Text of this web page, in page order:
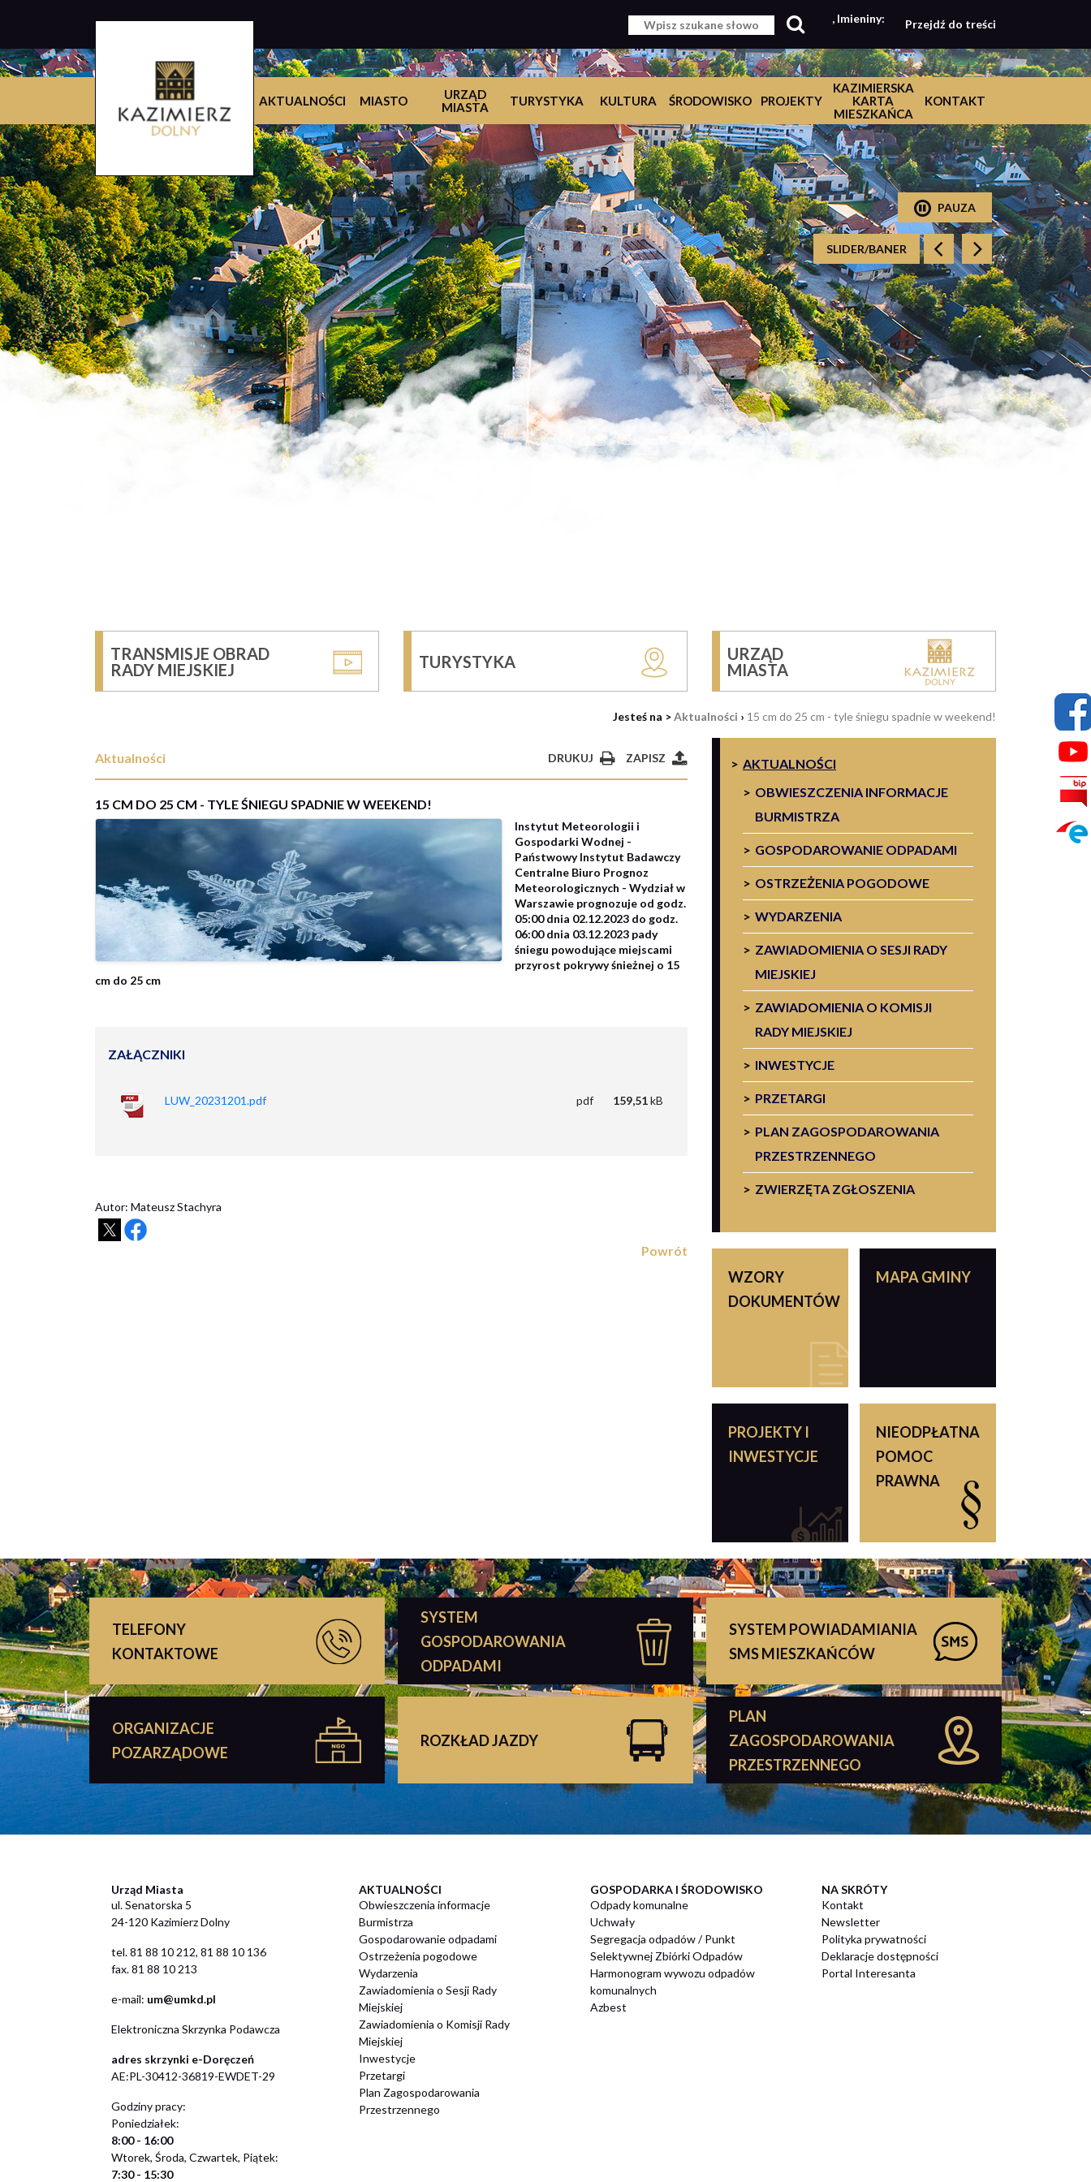
, Imieniny: Przejdź do treści
AKTUALNOŚCI MIASTO
URZĄD
MIASTA
TURYSTYKA KULTURA ŚRODOWISKO PROJEKTY
KAZIMIERSKA
KARTA
MIESZKAŃCA
KONTAKT
PAUZA
SLIDER/BANER
TRANSMISJE OBRAD
RADY MIEJSKIEJ
TURYSTYKA
URZĄD
MIASTA
Jesteś na >Aktualności › 15 cm do 25 cm - tyle śniegu spadnie w weekend!
Aktualności DRUKUJ ZAPISZ
15 CM DO 25 CM - TYLE ŚNIEGU SPADNIE W WEEKEND!
grudnia
Instytut Meteorologii i
Gospodarki Wodnej -
Państwowy Instytut Badawczy
Centralne Biuro Prognoz
Meteorologicznych - Wydział w
Warszawie prognozuje od godz.
05:00 dnia 02.12.2023 do godz.
06:00 dnia 03.12.2023 pady
śniegu powodujące miejscami
przyrost pokrywy śnieżnej o 15
cm do 25 cm
ZAŁĄCZNIKI
LUW_20231201.pdf pdf 159,51kB
Autor: Mateusz Stachyra
Powrót
AKTUALNOŚCI
OBWIESZCZENIA INFORMACJE
BURMISTRZA
GOSPODAROWANIE ODPADAMI
OSTRZEŻENIA POGODOWE
WYDARZENIA
ZAWIADOMIENIA O SESJI RADY
MIEJSKIEJ
ZAWIADOMIENIA O KOMISJI
RADY MIEJSKIEJ
INWESTYCJE
PRZETARGI
PLAN ZAGOSPODAROWANIA
PRZESTRZENNEGO
ZWIERZĘTA ZGŁOSZENIA
WZORY
DOKUMENTÓW
MAPA GMINY
PROJEKTY I
INWESTYCJE
NIEODPŁATNA
POMOC
PRAWNA
TELEFONY
KONTAKTOWE
ORGANIZACJE
POZARZĄDOWE
SYSTEM
GOSPODAROWANIA
ODPADAMI
ROZKŁAD JAZDY
SYSTEM POWIADAMIANIA
SMS MIESZKAŃCÓW
PLAN
ZAGOSPODAROWANIA
PRZESTRZENNEGO
Urząd Miasta
ul. Senatorska 5
24-120 Kazimierz Dolny
​tel. 81 88 10 212, 81 88 10 136
fax. 81 88 10 213
​e-mail: um@umkd.pl
Elektroniczna Skrzynka Podawcza
adres skrzynki e-Doręczeń
AE:PL-30412-36819-EWDET-29
Godziny pracy:
Poniedziałek:
8:00 - 16:00
Wtorek, Środa, Czwartek, Piątek:
7:30 - 15:30
AKTUALNOŚCI
Obwieszczenia informacje
Burmistrza
Gospodarowanie odpadami
Ostrzeżenia pogodowe
Wydarzenia
Zawiadomienia o Sesji Rady
Miejskiej
Zawiadomienia o Komisji Rady
Miejskiej
Inwestycje
Przetargi
Plan Zagospodarowania
Przestrzennego
GOSPODARKA I ŚRODOWISKO
Odpady komunalne
Uchwały
Segregacja odpadów / Punkt
Selektywnej Zbiórki Odpadów
Harmonogram wywozu odpadów
komunalnych
Azbest
NA SKRÓTY
Kontakt
Newsletter
Polityka prywatności
Deklaracje dostępności
Portal Interesanta